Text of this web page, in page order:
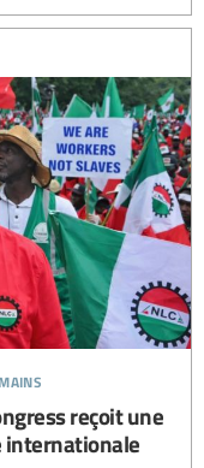
reçoit une
internationale